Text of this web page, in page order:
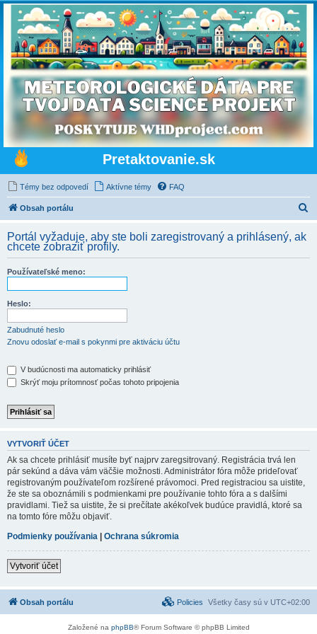
Pretaktovanie.sk
Témy bez odpovedí Aktívne témy FAQ
Obsah portálu
d
Portál vyžaduje, aby ste boli zaregistrovaný a prihlásený, ak
chcete zobraziť profily.
Používateľské meno:
Heslo:
Zabudnuté heslo
Znovu odoslať e-mail s pokynmi pre aktiváciu účtu
V budúcnosti ma automaticky prihlásiť
Skrýť moju prítomnosť počas tohoto pripojenia
VYTVORIŤ ÚČET
Ak sa chcete prihlásiť musíte byť najprv zaregsitrovaný. Registrácia trvá len
pár sekúnd a dáva vám väčšie možnosti. Administrátor fóra môže prideľovať
registrovaným používateľom rozšírené právomoci. Pred registraciou sa uistite,
že ste sa oboznámili s podmienkami pre používanie tohto fóra a s dalšími
pravidlami. Tiež sa uistite, že si prečítate akékoľvek budúce pravidlá, ktoré sa
na tomto fóre môžu objaviť.
Podmienky používania | Ochrana súkromia
Vytvoriť účet
Obsah portálu Všetky časy sú v UTC+02:00
Policies
Založené na phpBB® Forum Software © phpBB Limited